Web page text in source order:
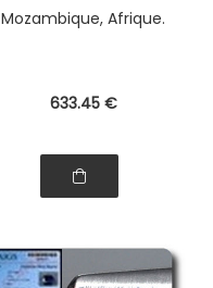
Mozambique, Afrique.
633.45 €